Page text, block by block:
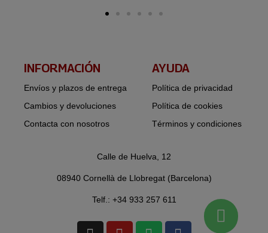
INFORMACIÓN​
Envíos y plazos de entrega
Cambios y devoluciones
Contacta con nosotros
AYUDA
Política de privacidad
Política de cookies
Términos y condiciones
Calle de Huelva, 12
08940 Cornellà de Llobregat (Barcelona)
Telf.: +34 933 257 611